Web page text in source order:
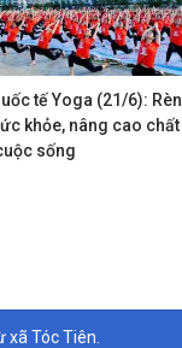
tế Yoga (21/6): Rèn
khỏe, nâng cao chất
sống
xã Tóc Tiên.